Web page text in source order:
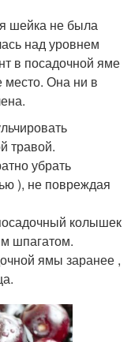
шейка не была
над уровнем
в посадочной яме
место. Она ни в
травой.
убрать
), не повреждая
колышек
шпагатом.
ямы заранее ,